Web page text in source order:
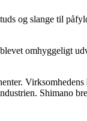
og slange til
omhyggeligt
Shimano